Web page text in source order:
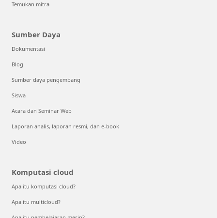
Temukan mitra
Sumber Daya
Dokumentasi
Blog
Sumber daya pengembang
Siswa
Acara dan Seminar Web
Laporan analis, laporan resmi, dan e-book
Video
Komputasi cloud
Apa itu komputasi cloud?
Apa itu multicloud?